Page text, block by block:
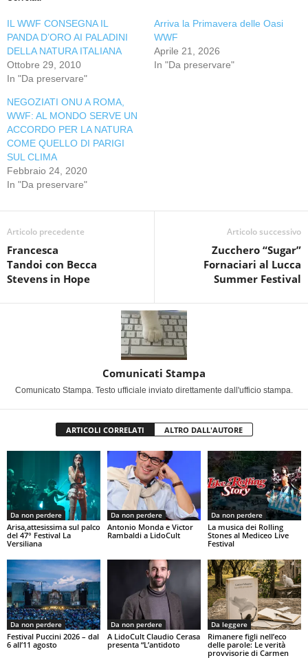
IL WWF CONSEGNA IL
PANDA D’ORO AI PALADINI
DELLA NATURA ITALIANA
Ottobre 29, 2010
In "Da preservare"
Arriva la Primavera delle Oasi
WWF
Aprile 21, 2026
In "Da preservare"
NEGOZIATI ONU A ROMA,
WWF: AL MONDO SERVE UN
ACCORDO PER LA NATURA
COME QUELLO DI PARIGI
SUL CLIMA
Febbraio 24, 2020
In "Da preservare"
Articolo precedente
Francesca
Tandoi con Becca
Stevens in Hope
Articolo successivo
Zucchero “Sugar”
Fornaciari al Lucca
Summer Festival
Comunicati Stampa
Comunicato Stampa. Testo ufficiale inviato direttamente dall'ufficio stampa.
ARTICOLI CORRELATI ALTRO DALL'AUTORE
Da non perdere
Arisa,attesissima sul palco
del 47° Festival La
Versiliana
Da non perdere
Antonio Monda e Victor
Rambaldi a LidoCult
Da non perdere
La musica dei Rolling
Stones al Mediceo Live
Festival
Da non perdere
Festival Puccini 2026 – dal
6 all’11 agosto
Da non perdere
A LidoCult Claudio Cerasa
presenta “L’antidoto
Da leggere
Rimanere figli nell’eco
delle parole: Le verità
provvisorie di Carmen